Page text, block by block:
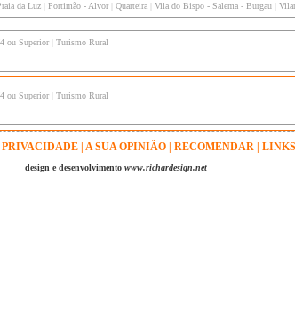
da Luz Portimão - Alvor| Quarteira Vila do Bispo - Salema - Burgau
ou Superior| Turismo Rural
ou Superior| Turismo Rural
| A SUA OPINIÃO| RECOMENDAR|
design e desenvolvimento www.richardesign.net